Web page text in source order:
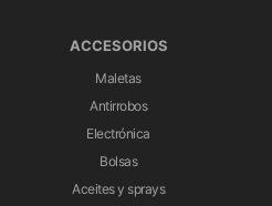
ACCESORIOS
Maletas
Antirrobos
Electrónica
Bolsas
Aceites y sprays